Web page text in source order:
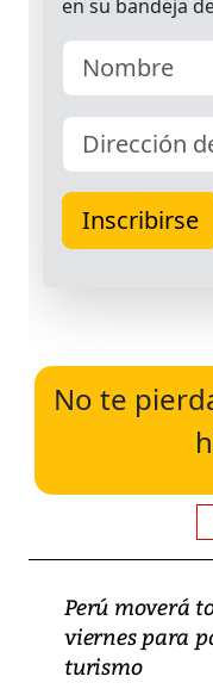
No te
Perú moverá
viernes para
turismo